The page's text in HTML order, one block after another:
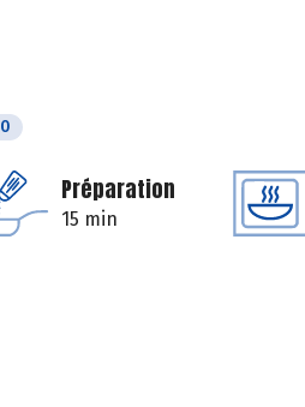
0
Préparation
15 min